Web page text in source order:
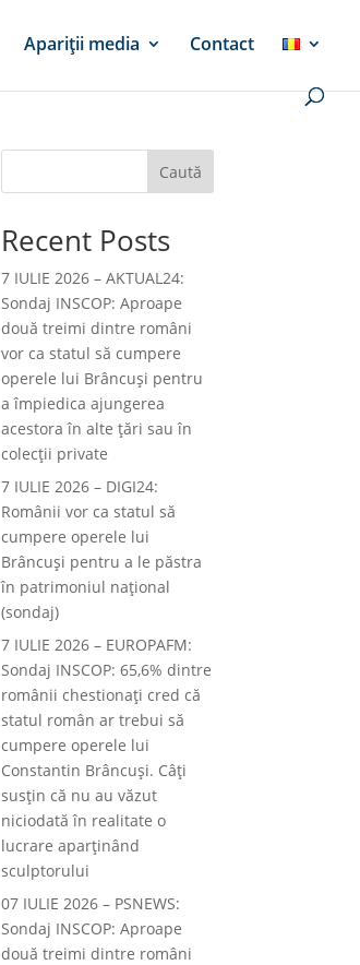
Apariții media Contact
Caută
Recent Posts
7 IULIE 2026 – AKTUAL24:
Sondaj INSCOP: Aproape
două treimi dintre români
vor ca statul să cumpere
operele lui Brâncuşi pentru
a împiedica ajungerea
acestora în alte ţări sau în
colecţii private
7 IULIE 2026 – DIGI24:
Românii vor ca statul să
cumpere operele lui
Brâncuși pentru a le păstra
în patrimoniul național
(sondaj)
7 IULIE 2026 – EUROPAFM:
Sondaj INSCOP: 65,6% dintre
românii chestionați cred că
statul român ar trebui să
cumpere operele lui
Constantin Brâncuși. Câți
susțin că nu au văzut
niciodată în realitate o
lucrare aparținând
sculptorului
07 IULIE 2026 – PSNEWS:
Sondaj INSCOP: Aproape
două treimi dintre români